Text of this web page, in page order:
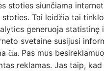
stoties siunčiama
Tai leidžia tai
generuoja
svetaine susijusi
čia. Pas mus
reklamas. Jas taip,